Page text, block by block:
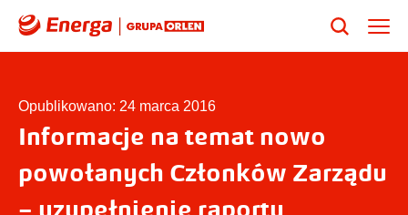
Opublikowano: 24 marca 2016
Informacje na temat nowo
powołanych Członków Zarządu
– uzupełnienie raportu